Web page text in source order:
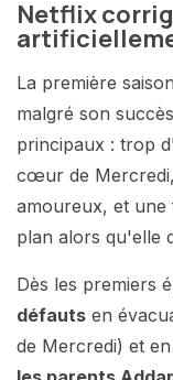
Netflix
La première
malgré son
principaux : trop
cœur de
amoureux, et une
plan alors qu'elle
Dès les premiers
défauts en
de Mercredi) et